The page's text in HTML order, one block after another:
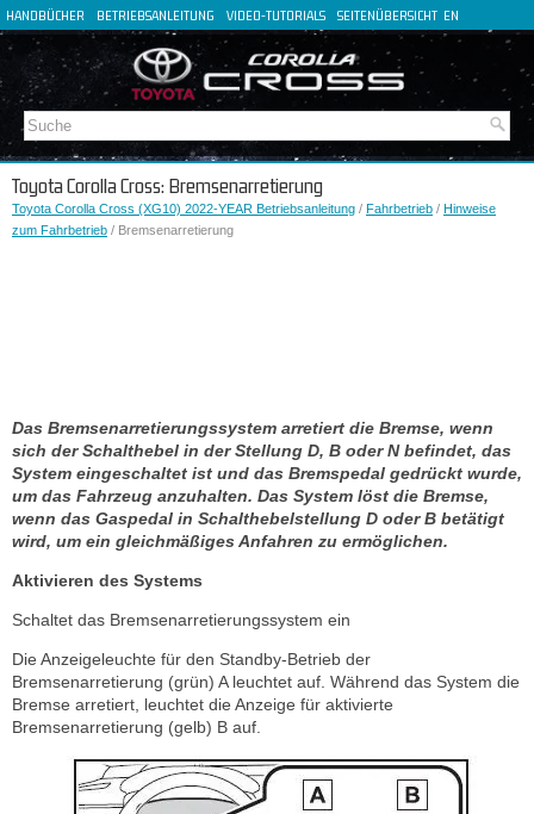
HANDBÜCHER BETRIEBSANLEITUNG VIDEO-TUTORIALS SEITENÜBERSICHT EN
FR
IT
Toyota Corolla Cross: Bremsenarretierung
Toyota Corolla Cross (XG10) 2022-YEAR Betriebsanleitung / Fahrbetrieb / Hinweise
zum Fahrbetrieb / Bremsenarretierung
Das Bremsenarretierungssystem arretiert die Bremse, wenn
sich der Schalthebel in der Stellung D, B oder N befindet, das
System eingeschaltet ist und das Bremspedal gedrückt wurde,
um das Fahrzeug anzuhalten. Das System löst die Bremse,
wenn das Gaspedal in Schalthebelstellung D oder B betätigt
wird, um ein gleichmäßiges Anfahren zu ermöglichen.
Aktivieren des Systems
Schaltet das Bremsenarretierungssystem ein
Die Anzeigeleuchte für den Standby-Betrieb der
Bremsenarretierung (grün) A leuchtet auf. Während das System die
Bremse arretiert, leuchtet die Anzeige für aktivierte
Bremsenarretierung (gelb) B auf.